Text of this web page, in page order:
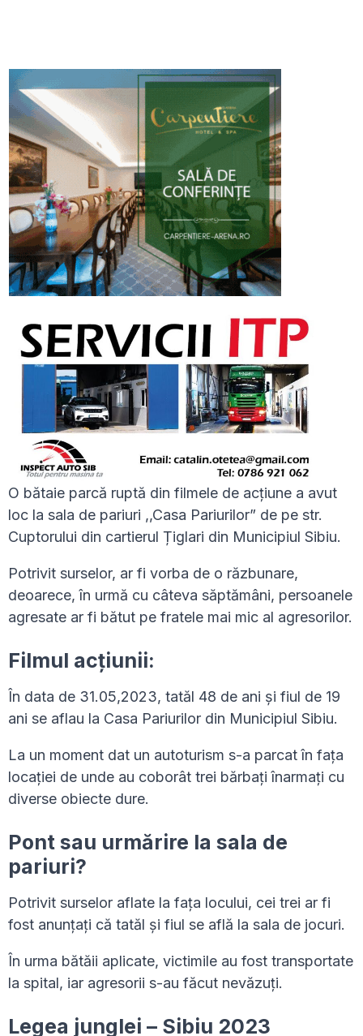
O bătaie parcă ruptă din filmele de acțiune a avut
loc la sala de pariuri ,,Casa Pariurilor” de pe str.
Cuptorului din cartierul Țiglari din Municipiul Sibiu.
Potrivit surselor, ar fi vorba de o răzbunare,
deoarece, în urmă cu câteva săptămâni, persoanele
agresate ar fi bătut pe fratele mai mic al agresorilor.
Filmul acțiunii:
În data de 31.05,2023, tatăl 48 de ani și fiul de 19
ani se aflau la Casa Pariurilor din Municipiul Sibiu.
La un moment dat un autoturism s-a parcat în fața
locației de unde au coborât trei bărbați înarmați cu
diverse obiecte dure.
Pont sau urmărire la sala de
pariuri?
Potrivit surselor aflate la fața locului, cei trei ar fi
fost anunțați că tatăl și fiul se află la sala de jocuri.
În urma bătăii aplicate, victimile au fost transportate
la spital, iar agresorii s-au făcut nevăzuți.
Legea junglei – Sibiu 2023